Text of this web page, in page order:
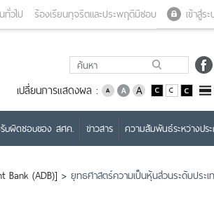
เข้าสู่ร
ทั่วไป ร้องเรียนทุจริตและประพฤติมิชอบ
เปลี่ยนการแสดงผล :
บผิดชอบของ สศค. ข่าวสาร ความสัมพันธ์ระหว่างปร
Bank (ADB)] > ยุทธศาสตร์ความเป็นหุ้นส่วนระดับประเ